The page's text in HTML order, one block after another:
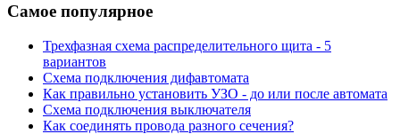
Самое популярное
Трехфазная схема распределительного щита - 5
вариантов
Схема подключения дифавтомата
Как правильно установить УЗО - до или после автомата
Схема подключения выключателя
Как соединять провода разного сечения?